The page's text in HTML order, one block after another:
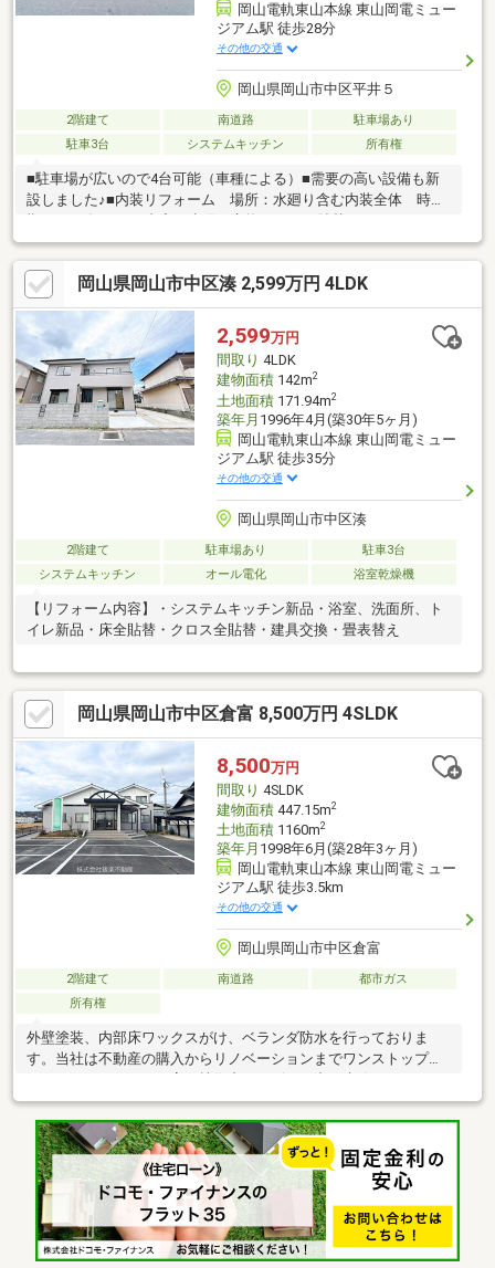
岡山電軌東山本線 東山岡電ミュー
ジアム駅 徒歩28分
その他の交通
岡山県岡山市中区平井５
2階建て 南道路
駐車場あり
駐車3台
システムキッチン 所有権
■駐車場が広いので4台可能（車種による）■需要の高い設備も新
設しました♪■内装リフォーム 場所：水廻り含む内装全体 時
上貼り等■外装リフォーム 場所：外壁・屋根、バルコニー 時
期：2025年12月 内容：塗装、防水■土地合計２筆（すべて宅
地）
岡山県岡山市中区湊 2,599万円 4LDK
2,599万円
間取り 4LDK
建物面積142m2
土地面積171.94m2
築年月 1996年4月(築30年5ヶ月)
岡山電軌東山本線 東山岡電ミュー
ジアム駅 徒歩35分
その他の交通
岡山県岡山市中区湊
2階建て 駐車場あり
駐車3台
システムキッチン
オール電化 浴室乾燥機
【リフォーム内容】・システムキッチン新品・浴室、洗面所、ト
イレ新品・床全貼替・クロス全貼替・建具交換・畳表替え
岡山県岡山市中区倉富 8,500万円 4SLDK
8,500万円
間取り 4SLDK
建物面積447.15m2
土地面積1160m2
築年月 1998年6月(築28年3ヶ月)
岡山電軌東山本線 東山岡電ミュー
ジアム駅 徒歩3.5km
その他の交通
岡山県岡山市中区倉富
2階建て 南道路
都市ガス
所有権
外壁塗装、内部床ワックスがけ、ベランダ防水を行っておりま
す。当社は不動産の購入からリノベーションまでワンストップで
ォームを実現。中古物件をリノベ・リフォームで蘇らせます。物
件購入費用とリノベ工事費用を一緒にローンで組む提案も可能で
す。3Dモデリングでリフォームの完成予想図を立体的に表現。購
入・買い替え・購入+リノベーションなど、お気軽にご相談くだ
さい！お問い合わせは【086-250-9005】または資料請求・来場予
約ボタンから。 * *☆* *☆*
*☆* *☆* *☆* *